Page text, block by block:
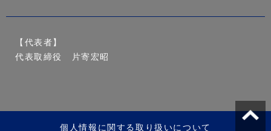
【代表者】
代表取締役 片寄宏昭
個人情報に関する取り扱いについて